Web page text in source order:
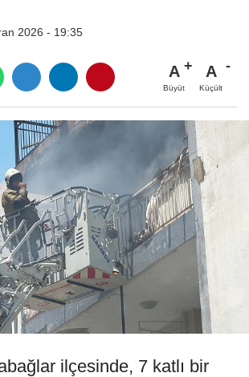
2026 - 19:35
A
Büyüt
A
Küçült
ilçesinde, 7 katlı bir